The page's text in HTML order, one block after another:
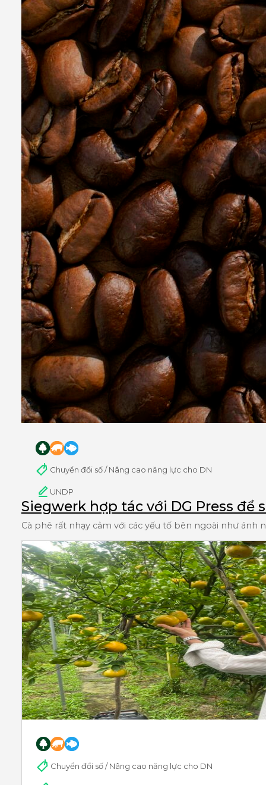
Chuyển đổi số / Nâng cao năng lực cho DN
UNDP
Siegwerk hợp tác với DG Press
Cà phê rất nhạy cảm với các yếu tố bên ngoài như
Chuyển đổi số / Nâng cao năng lực cho DN